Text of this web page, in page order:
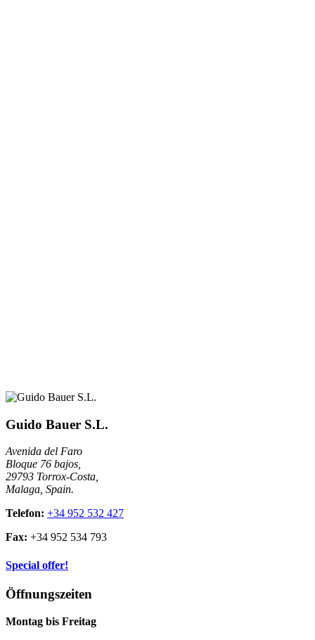
Guido Bauer S.L.
Avenida del Faro
Bloque 76 bajos,
29793 Torrox-Costa,
Malaga, Spain.
Telefon: +34 952 532 427
Fax: +34 952 534 793
Special offer!
Öffnungszeiten
Montag bis Freitag